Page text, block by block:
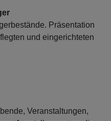
Präsentation
und eingerichteten
Veranstaltungen,